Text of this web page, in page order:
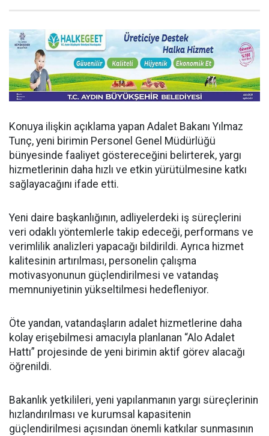
Konuya ilişkin açıklama yapan Adalet Bakanı Yılmaz
Tunç, yeni birimin Personel Genel Müdürlüğü
bünyesinde faaliyet göstereceğini belirterek, yargı
hizmetlerinin daha hızlı ve etkin yürütülmesine katkı
sağlayacağını ifade etti.
Yeni daire başkanlığının, adliyelerdeki iş süreçlerini
veri odaklı yöntemlerle takip edeceği, performans ve
verimlilik analizleri yapacağı bildirildi. Ayrıca hizmet
kalitesinin artırılması, personelin çalışma
motivasyonunun güçlendirilmesi ve vatandaş
memnuniyetinin yükseltilmesi hedefleniyor.
Öte yandan, vatandaşların adalet hizmetlerine daha
kolay erişebilmesi amacıyla planlanan “Alo Adalet
Hattı” projesinde de yeni birimin aktif görev alacağı
öğrenildi.
Bakanlık yetkilileri, yeni yapılanmanın yargı süreçlerinin
hızlandırılması ve kurumsal kapasitenin
güçlendirilmesi açısından önemli katkılar sunmasının